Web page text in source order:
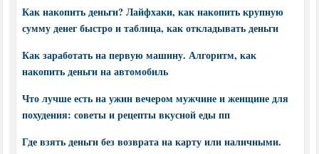
Как накопить деньги? Лайфхаки, как накопить крупную
сумму денег быстро и таблица, как откладывать деньги
Как заработать на первую машину. Алгоритм, как
накопить деньги на автомобиль
Что лучше есть на ужин вечером мужчине и женщине для
похудения: советы и рецепты вкусной еды пп
Где взять деньги без возврата на карту или наличными.